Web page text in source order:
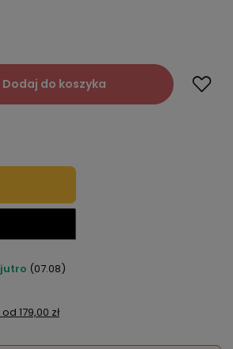
Dodaj do koszyka
jutro (07.08)
od 179,00 zł